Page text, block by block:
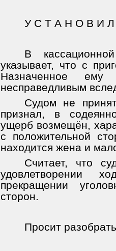
У С Т А Н О В И
В
указывает, что с
Назначенное ему
несправедливым
Судом не
признал, в
ущерб возмещён,
с положительной
находится жена и
Считает, что
удовлетворении
прекращении
сторон.
Просит